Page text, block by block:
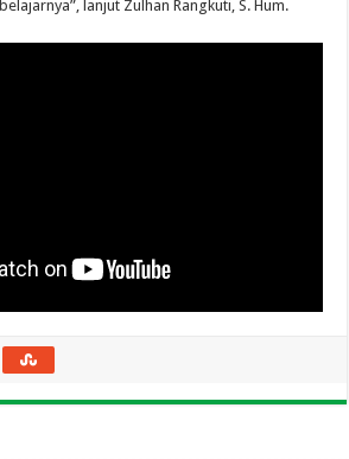
lanjut Zulhan Rangkuti, S. Hum.